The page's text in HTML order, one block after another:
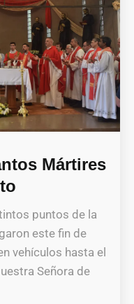
Mártires
puntos de la
este fin de
vehículos hasta el
Señora de